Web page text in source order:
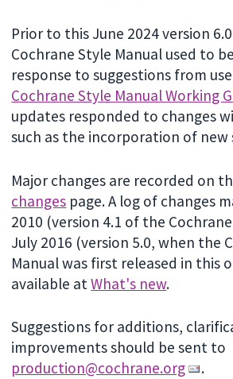
Prior to this June 2024 version
Cochrane Style Manual used to
response to suggestions from
Cochrane Style Manual Working
updates responded to changes
such as the incorporation of new
Major changes are recorded on
changes page. A log of changes
2010 (version 4.1 of the
July 2016 (version 5.0, when the
Manual was first released in this
available atWhat's new.
Suggestions for additions,
improvements should be sent to
production@cochrane.org
.